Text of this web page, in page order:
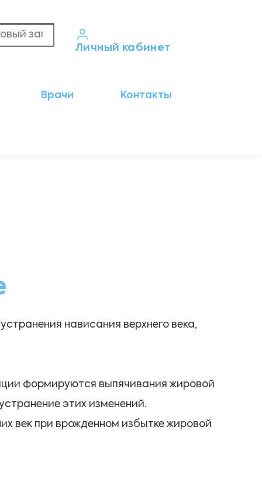
Личный кабинет
Врачи
Контакты
нависания верхнего века,
формируются выпячивания жировой
этих изменений.
век при врожденном избытке жировой